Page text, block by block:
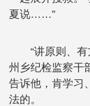
夏说……”
“讲原则、
州乡纪检监察干
告诉他，肯学习
法的。